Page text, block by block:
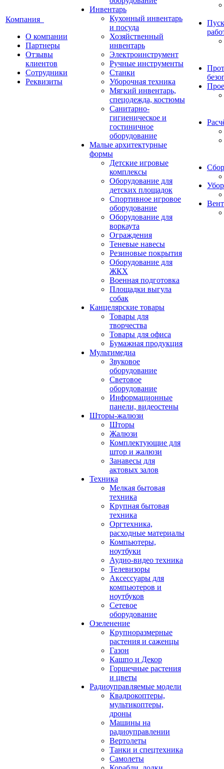
Компания
О компании
Партнеры
Отзывы
клиентов
Сотрудники
Реквизиты
Инвентарь
Кухонный инвентарь
и посуда
Хозяйственный
инвентарь
Электроинструмент
Ручные инструменты
Станки
Уборочная техника
Мягкий инвентарь,
спецодежда, костюмы
Санитарно-
гигиеническое и
гостиничное
оборудование
Малые архитектурные
формы
Детские игровые
комплексы
Оборудование для
детских площадок
Спортивное игровое
оборудование
Оборудование для
воркаута
Ограждения
Теневые навесы
Резиновые покрытия
Оборудование для
ЖКХ
Военная подготовка
Площадки выгула
собак
Канцелярские товары
Товары для
творчества
Товары для офиса
Бумажная продукция
Мультимедиа
Звуковое
оборудование
Световое
оборудование
Информационные
панели, видеостены
Шторы-жалюзи
Шторы
Жалюзи
Комплектующие для
штор и жалюзи
Занавесы для
актовых залов
Техника
Мелкая бытовая
техника
Крупная бытовая
техника
Оргтехника,
расходные материалы
Компьютеры,
ноутбуки
Аудио-видео техника
Телевизоры
Аксессуары для
компьютеров и
ноутбуков
Сетевое
оборудование
Озеленение
Крупноразмерные
растения и саженцы
Газон
Кашпо и Декор
Горшечные растения
и цветы
Радиоуправляемые модели
Квадрокоптеры,
мультикоптеры,
дроны
Машины на
радиоуправлении
Вертолеты
Танки и спецтехника
Самолеты